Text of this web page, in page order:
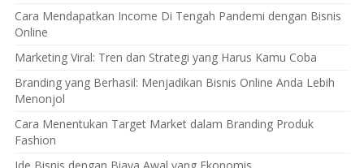
Cara Mendapatkan Income Di Tengah Pandemi dengan Bisnis
Online
Marketing Viral: Tren dan Strategi yang Harus Kamu Coba
Branding yang Berhasil: Menjadikan Bisnis Online Anda Lebih
Menonjol
Cara Menentukan Target Market dalam Branding Produk
Fashion